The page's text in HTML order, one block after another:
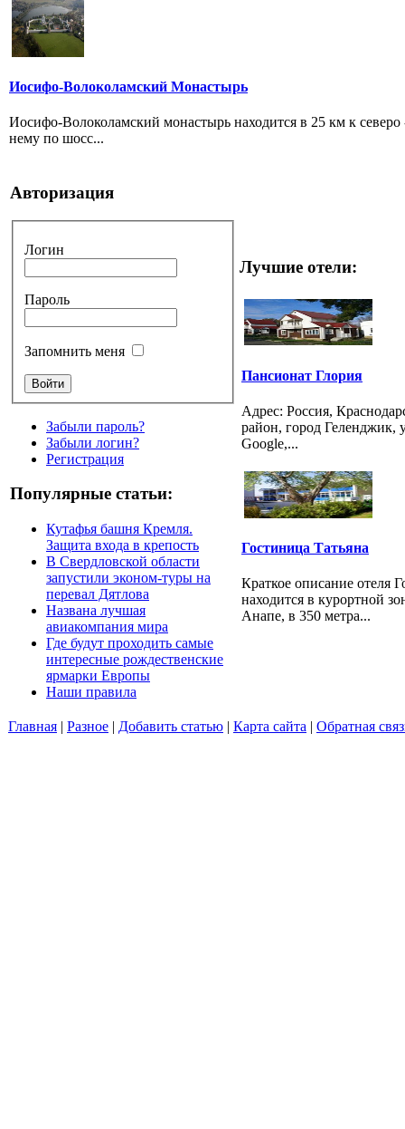
Иосифо-Волоколамский Монастырь
Иосифо-Волоколамский монастырь находится в 25 км к
нему по шосс...
Авторизация
Логин
Пароль
Запомнить меня
Забыли пароль?
Забыли логин?
Регистрация
Популярные статьи:
Кутафья башня Кремля.
Защита входа в крепость
В Свердловской области
запустили эконом-туры на
перевал Дятлова
Названа лучшая
авиакомпания мира
Где будут проходить самые
интересные рождественские
ярмарки Европы
Наши правила
Лучшие отели:
Пансионат Глория
Адрес: Россия,
район, город Геленджик,
Google,...
Гостиница Татьяна
Краткое описание отеля
находится в курортной
Анапе, в 350 метра...
Главная | Разное | Добавить статью | Карта сайта | Обратная